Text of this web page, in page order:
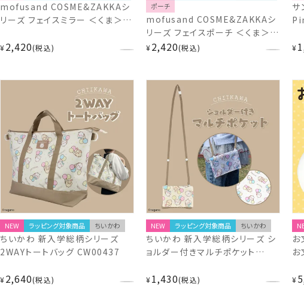
mofusand COSME&ZAKKAシ
リーズ フェイスミラー ＜くま＞
¥2,420 税込
ポーチ
mofusand COSME&ZAKKAシ
リーズ フェイスポーチ ＜くま＞
MD56862 モフサンド
¥2,420 税込
サ
¥
NEW ラッピング対象商品 ちいかわ
ちいかわ 新入学総柄シリーズ
2WAYトートバッグ CW00437
¥2,640 税込
NEW ラッピング対象商品 ちいかわ
ちいかわ 新入学総柄シリーズ シ
ョルダー付きマルチポケット
¥1,430 税込
お
お
¥